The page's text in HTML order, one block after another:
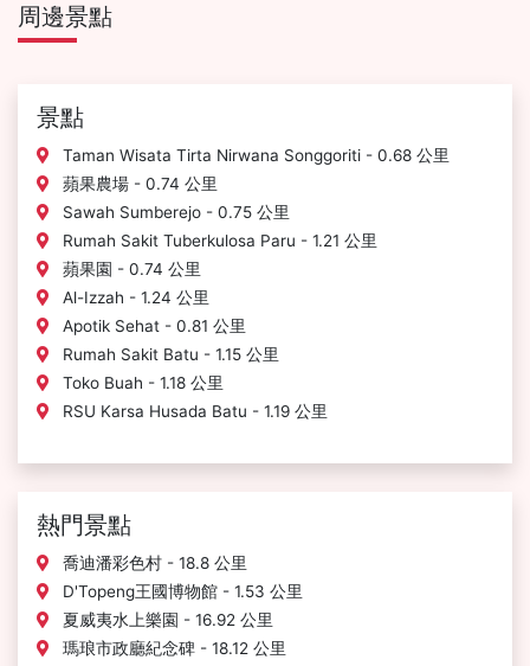
周邊景點
景點
Taman Wisata Tirta Nirwana Songgoriti - 0.68 公里
蘋果農場 - 0.74 公里
Sawah Sumberejo - 0.75 公里
Rumah Sakit Tuberkulosa Paru - 1.21 公里
蘋果園 - 0.74 公里
Al-Izzah - 1.24 公里
Apotik Sehat - 0.81 公里
Rumah Sakit Batu - 1.15 公里
Toko Buah - 1.18 公里
RSU Karsa Husada Batu - 1.19 公里
熱門景點
喬迪潘彩色村 - 18.8 公里
D'Topeng王國博物館 - 1.53 公里
夏威夷水上樂園 - 16.92 公里
瑪琅市政廳紀念碑 - 18.12 公里